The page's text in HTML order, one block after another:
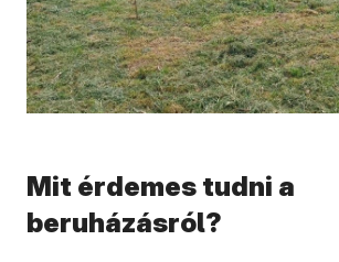
Mit érdemes tudni a
beruházásról?